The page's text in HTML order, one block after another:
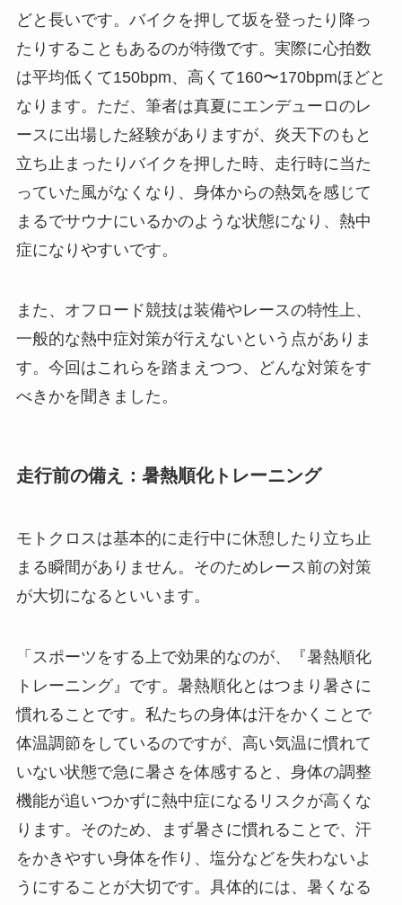
どと長いです。バイクを押して坂を登ったり降っ
たりすることもあるのが特徴です。実際に心拍数
は平均低くて150bpm、高くて160〜170bpmほどと
なります。ただ、筆者は真夏にエンデューロのレ
ースに出場した経験がありますが、炎天下のもと
立ち止まったりバイクを押した時、走行時に当た
っていた風がなくなり、身体からの熱気を感じて
まるでサウナにいるかのような状態になり、熱中
症になりやすいです。
また、オフロード競技は装備やレースの特性上、
一般的な熱中症対策が行えないという点がありま
す。今回はこれらを踏まえつつ、どんな対策をす
べきかを聞きました。
走行前の備え：暑熱順化トレーニング
モトクロスは基本的に走行中に休憩したり立ち止
まる瞬間がありません。そのためレース前の対策
が大切になるといいます。
「スポーツをする上で効果的なのが、『暑熱順化
トレーニング』です。暑熱順化とはつまり暑さに
慣れることです。私たちの身体は汗をかくことで
体温調節をしているのですが、高い気温に慣れて
いない状態で急に暑さを体感すると、身体の調整
機能が追いつかずに熱中症になるリスクが高くな
ります。そのため、まず暑さに慣れることで、汗
をかきやすい身体を作り、塩分などを失わないよ
うにすることが大切です。具体的には、暑くなる